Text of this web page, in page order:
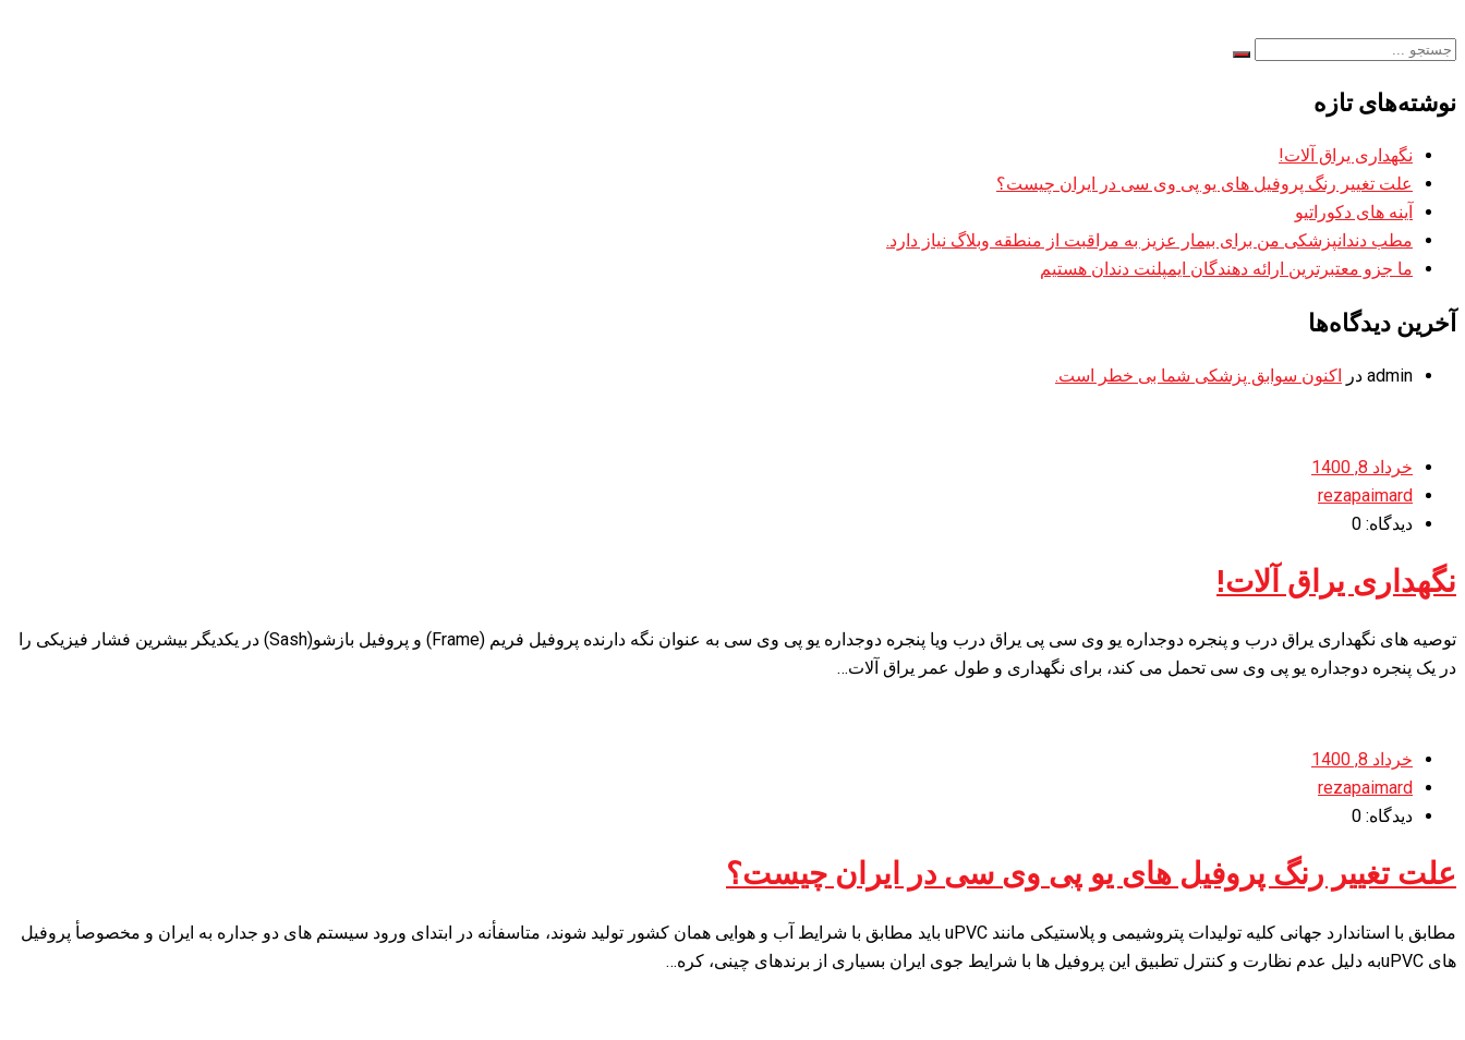
نوشته‌های تازه
نگهداری یراق آلات!
علت تغییر رنگ پروفیل های یو پی وی سی در ایران چیست؟
آینه های دکوراتیو
مطب دندانپزشکی من برای بیمار عزیز به مراقبت از منطقه وبلاگ نیاز دارد.
ما جزو معتبرترین ارائه دهندگان ایمپلنت دندان هستیم
آخرین دیدگاه‌ها
admin در اکنون سوابق پزشکی شما بی خطر است.
خرداد 8, 1400
rezapaimard
دیدگاه: 0
نگهداری یراق آلات!
توصیه های نگهداری یراق درب و پنجره دوجداره یو وی سی پی یراق درب ویا پنجره دوجداره یو پی وی سی به عنوان نگه دارنده پروفیل فریم (Frame) و پروفیل بازشو(Sash) در یکدیگر بیشرین فشار فیزیکی را
در یک پنجره دوجداره یو پی وی سی تحمل می کند، برای نگهداری و طول عمر یراق آلات…
خرداد 8, 1400
rezapaimard
دیدگاه: 0
علت تغییر رنگ پروفیل های یو پی وی سی در ایران چیست؟
مطابق با استاندارد جهانی کلیه تولیدات پتروشیمی و پلاستیکی مانند uPVC باید مطابق با شرایط آب و هوایی همان کشور تولید شوند، متاسفأنه در ابتدای ورود سیستم های دو جداره به ایران و مخصوصأ پروفیل
های uPVCبه دلیل عدم نظارت و کنترل تطبیق این پروفیل ها با شرایط جوی ایران بسیاری از برندهای چینی، کره…